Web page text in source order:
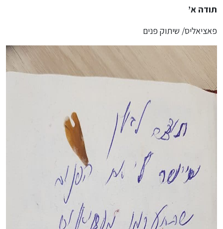
תודה א’
פאציאליס/ שיתוק פנים